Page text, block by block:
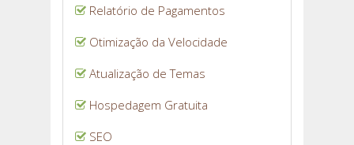
Relatório de Pagamentos
Otimização da Velocidade
Atualização de Temas
Hospedagem Gratuita
SEO